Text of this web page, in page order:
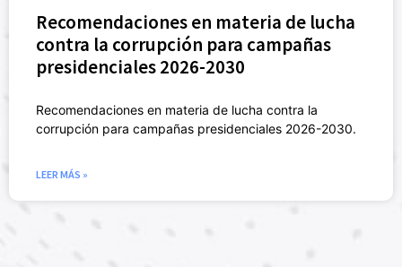
Recomendaciones en materia de lucha
contra la corrupción para campañas
presidenciales 2026-2030
Recomendaciones en materia de lucha contra la
corrupción para campañas presidenciales 2026-2030.
LEER MÁS »